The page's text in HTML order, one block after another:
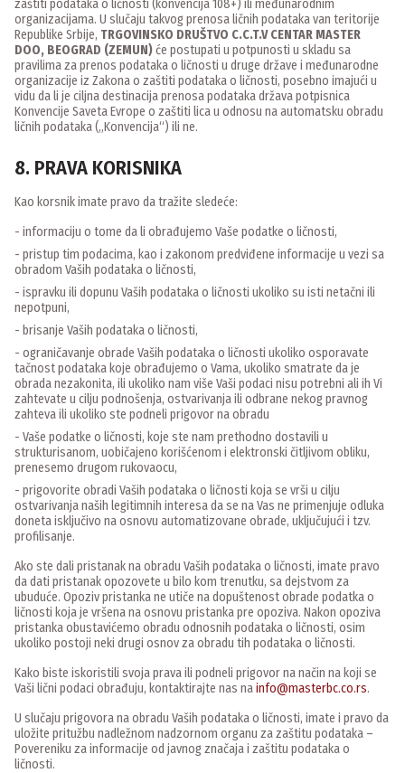
zaštiti podataka o ličnosti (konvencija 108+) ili međunarodnim
organizacijama. U slučaju takvog prenosa ličnih podataka van teritorije
Republike Srbije, TRGOVINSKO DRUŠTVO C.C.T.V CENTAR MASTER
DOO, BEOGRAD (ZEMUN)će postupati u potpunosti u skladu sa
pravilima za prenos podataka o ličnosti u druge države i međunarodne
organizacije iz Zakona o zaštiti podataka o ličnosti, posebno imajući u
vidu da li je ciljna destinacija prenosa podataka država potpisnica
Konvencije Saveta Evrope o zaštiti lica u odnosu na automatsku obradu
ličnih podataka („Konvencija“) ili ne.
8. PRAVA KORISNIKA
Kao korsnik imate pravo da tražite sledeće:
- informaciju o tome da li obrađujemo Vaše podatke o ličnosti,
- pristup tim podacima, kao i zakonom predviđene informacije u vezi sa
obradom Vaših podataka o ličnosti,
- ispravku ili dopunu Vaših podataka o ličnosti ukoliko su isti netačni ili
nepotpuni,
- brisanje Vaših podataka o ličnosti,
- ograničavanje obrade Vaših podataka o ličnosti ukoliko osporavate
tačnost podataka koje obrađujemo o Vama, ukoliko smatrate da je
obrada nezakonita, ili ukoliko nam više Vaši podaci nisu potrebni ali ih Vi
zahtevate u cilju podnošenja, ostvarivanja ili odbrane nekog pravnog
zahteva ili ukoliko ste podneli prigovor na obradu
- Vaše podatke o ličnosti, koje ste nam prethodno dostavili u
strukturisanom, uobičajeno korišćenom i elektronski čitljivom obliku,
prenesemo drugom rukovaocu,
- prigovorite obradi Vaših podataka o ličnosti koja se vrši u cilju
ostvarivanja naših legitimnih interesa da se na Vas ne primenjuje odluka
doneta isključivo na osnovu automatizovane obrade, uključujući i tzv.
profilisanje.
Ako ste dali pristanak na obradu Vaših podataka o ličnosti, imate pravo
da dati pristanak opozovete u bilo kom trenutku, sa dejstvom za
ubuduće. Opoziv pristanka ne utiče na dopuštenost obrade podatka o
ličnosti koja je vršena na osnovu pristanka pre opoziva. Nakon opoziva
pristanka obustavićemo obradu odnosnih podataka o ličnosti, osim
ukoliko postoji neki drugi osnov za obradu tih podataka o ličnosti.
Kako biste iskoristili svoja prava ili podneli prigovor na način na koji se
Vaši lični podaci obrađuju, kontaktirajte nas nainfo@masterbc.co.rs.
U slučaju prigovora na obradu Vaših podataka o ličnosti, imate i pravo da
uložite pritužbu nadležnom nadzornom organu za zaštitu podataka –
Povereniku za informacije od javnog značaja i zaštitu podataka o
ličnosti.